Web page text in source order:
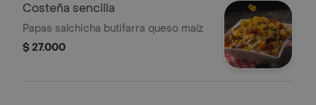
Costeña sencilla
Papas salchicha butifarra queso maíz
$ 27.000